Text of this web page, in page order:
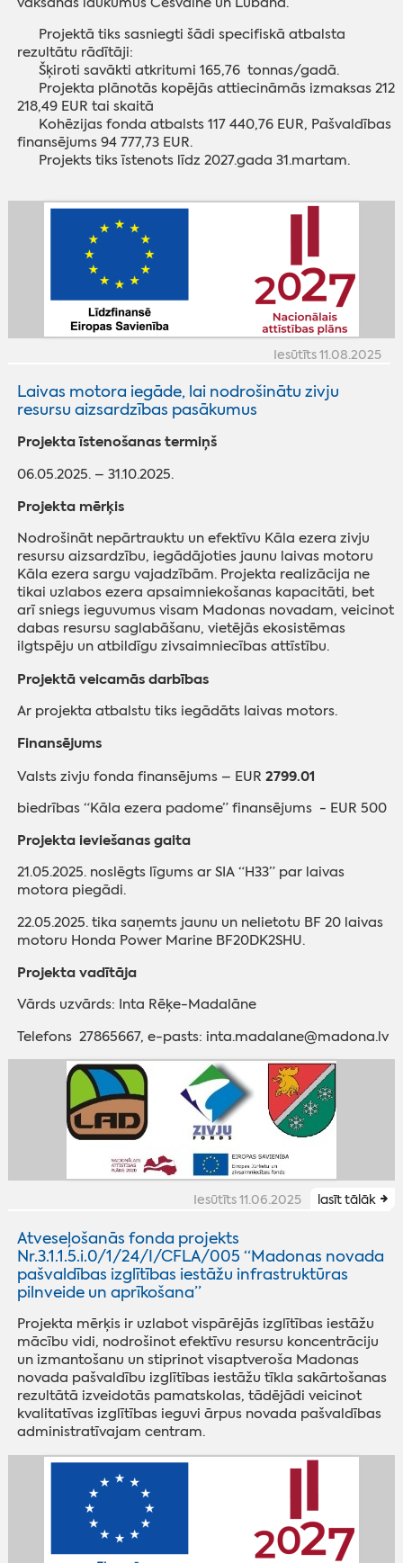
Projektā tiks sasniegti šādi specifiskā atbalsta
rezultātu rādītāji:
Šķiroti savākti atkritumi 165,76 tonnas/gadā.
Projekta plānotās kopējās attiecināmās izmaksas 212
218,49 EUR tai skaitā
Kohēzijas fonda atbalsts 117 440,76 EUR, Pašvaldības
finansējums 94 777,73 EUR.
Projekts tiks īstenots līdz 2027.gada 31.martam.
Iesūtīts 11.08.2025
Laivas motora iegāde, lai nodrošinātu zivju
resursu aizsardzības pasākumus
Projekta īstenošanas termiņš
06.05.2025. – 31.10.2025.
Projekta mērķis
Nodrošināt nepārtrauktu un efektīvu Kāla ezera zivju
resursu aizsardzību, iegādājoties jaunu laivas motoru
Kāla ezera sargu vajadzībām. Projekta realizācija ne
tikai uzlabos ezera apsaimniekošanas kapacitāti, bet
arī sniegs ieguvumus visam Madonas novadam, veicinot
dabas resursu saglabāšanu, vietējās ekosistēmas
ilgtspēju un atbildīgu zivsaimniecības attīstību.
Projektā veicamās darbības
Ar projekta atbalstu tiks iegādāts laivas motors.
Finansējums
Valsts zivju fonda finansējums – EUR 2799.01
biedrības “Kāla ezera padome” finansējums - EUR 500
Projekta ieviešanas gaita
21.05.2025. noslēgts līgums ar SIA “H33” par laivas
motora piegādi.
22.05.2025. tika saņemts jaunu un nelietotu BF 20 laivas
motoru Honda Power Marine BF20DK2SHU.
Projekta vadītāja
Vārds uzvārds: Inta Rēķe-Madalāne
Telefons 27865667, e-pasts: inta.madalane@madona.lv
Iesūtīts 11.06.2025 lasīt tālāk
Atveseļošanās fonda projekts
Nr.3.1.1.5.i.0/1/24/I/CFLA/005 “Madonas novada
pašvaldības izglītības iestāžu infrastruktūras
pilnveide un aprīkošana”
Projekta mērķis ir uzlabot vispārējās izglītības iestāžu
mācību vidi, nodrošinot efektīvu resursu koncentrāciju
un izmantošanu un stiprinot visaptveroša Madonas
novada pašvaldību izglītības iestāžu tīkla sakārtošanas
rezultātā izveidotās pamatskolas, tādējādi veicinot
kvalitatīvas izglītības ieguvi ārpus novada pašvaldības
administratīvajam centram.